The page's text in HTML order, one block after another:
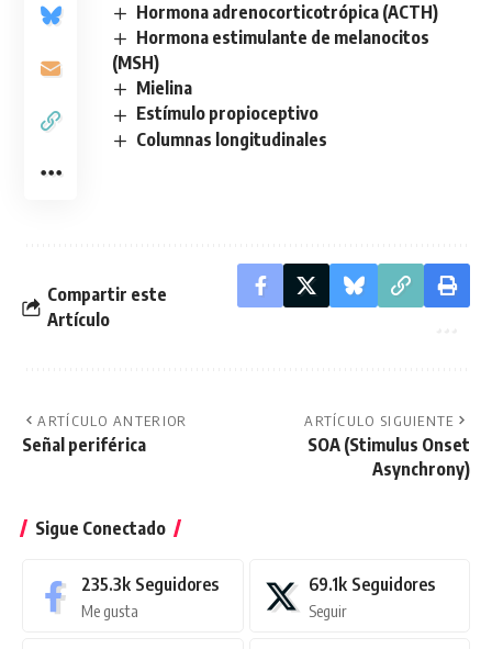
Hormona adrenocorticotrópica (ACTH)
Hormona estimulante de melanocitos
(MSH)
Mielina
Estímulo propioceptivo
Columnas longitudinales
Compartir este
Artículo
ARTÍCULO ANTERIOR
Señal periférica
ARTÍCULO SIGUIENTE
SOA (Stimulus Onset
Asynchrony)
Sigue Conectado
235.3k Seguidores
Me gusta
69.1k Seguidores
Seguir